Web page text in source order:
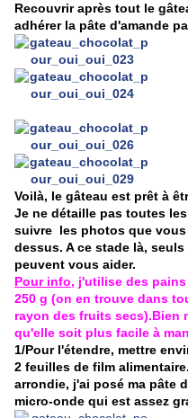
Recouvrir après tout le
adhérer la pâte d'amande
Voilà, le gâteau est prêt à
Je ne détaille pas toutes
suivre les photos que
dessus. A ce stade là,
peuvent vous aider.
Pour info, j'utilise des
250 g (on en trouve dans
rayon des fruits secs).Bien
qu'elle soit plus facile à
1/Pour l'étendre, mettre
2 feuilles de film
arrondie, j'ai posé ma pâte
micro-onde qui est assez